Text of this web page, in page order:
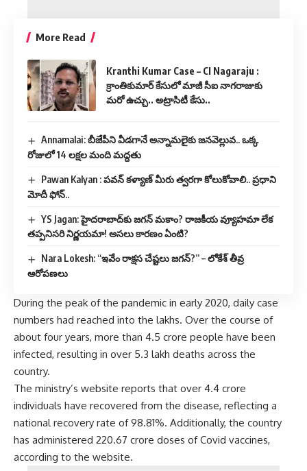
More Read
Kranthi Kumar Case – CI Nagaraju :
క్రాంతికుమార్ కేసులో మాజీ సీఐ నాగరాజుకు
మరో ఉచ్చు.. అట్రాసిటీ కేసు..
Annamalai: బీజేపీని వీడగానే అన్నామలైకు జనవెల్లువ.. ఒక్క
రోజులో 14 లక్షల మంది మద్దతు
Pawan Kalyan : పవన్ కళ్యాణ్ మీరు త్వరగా కోలుకోవాలి.. ప్రధాని
మోదీ ఫోన్..
YS Jagan: హైదరాబాద్‌కు జగన్ మకాం? రాజకీయ వ్యూహమా లేక
తప్పనిసరి నిర్ణయమా! అసలు కారణం ఏంటి?
Nara Lokesh: “ఇవేం రాక్షస చేష్టలు జగన్?” – లోకేశ్‌ తీవ్ర
ఆరోపణలు
During the peak of the pandemic in early 2020, daily case
numbers had reached into the lakhs. Over the course of
about four years, more than 4.5 crore people have been
infected, resulting in over 5.3 lakh deaths across the
country.
The ministry’s website reports that over 4.4 crore
individuals have recovered from the disease, reflecting a
national recovery rate of 98.81%. Additionally, the country
has administered 220.67 crore doses of Covid vaccines,
according to the website.